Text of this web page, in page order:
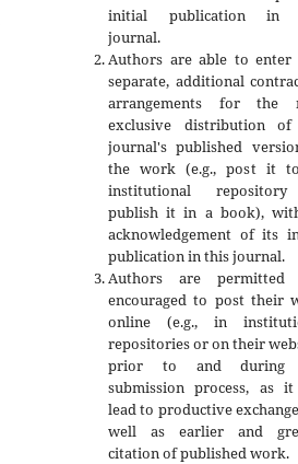
initial publication in
journal.
Authors are able to enter
separate, additional
arrangements for the
exclusive distribution
journal's published
the work (e.g., post it
institutional
publish it in a book),
acknowledgement of its
publication in this journal.
Authors are permitted
encouraged to post their
online (e.g., in
repositories or on their
prior to and during
submission process, as
lead to productive
well as earlier and
citation of published work.